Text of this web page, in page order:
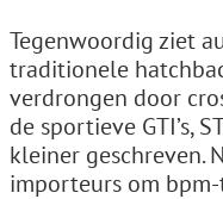
Tegenwoordig ziet
traditionele
verdrongen door
de sportieve GTI’s,
kleiner geschreven.
importeurs om